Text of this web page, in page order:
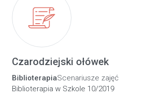
Czarodziejski ołówek
BiblioterapiaScenariusze zajęć
Biblioterapia w Szkole 10/2019